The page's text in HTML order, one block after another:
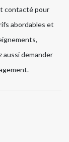
contacté pour
abordables et
aussi demander